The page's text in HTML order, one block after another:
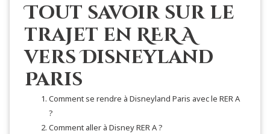
Tout savoir sur le
trajet en RER A
vers Disneyland
Paris
Comment se rendre à Disneyland Paris avec le RER A
?
Comment aller à Disney RER A ?